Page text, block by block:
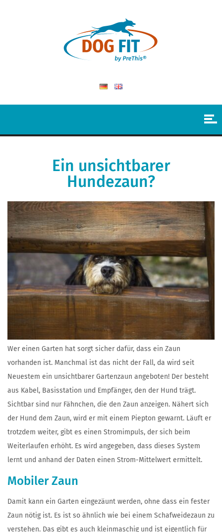
Ein unsichtbarer
Hundezaun?
Wer einen Garten hat sorgt sicher dafür, dass ein Zaun
vorhanden ist. Manchmal ist das nicht der Fall, da wird seit
Neuestem ein unsichtbarer Gartenzaun angeboten! Der besteht
aus Kabel, Basisstation und Empfänger, den der Hund trägt.
Sichtbar sind nur Fähnchen, die den Zaun anzeigen. Nähert sich
der Hund dem Zaun, wird er mit einem Piepton gewarnt. Läuft er
trotzdem weiter, gibt es einen Stromimpuls, der sich beim
Weiterlaufen erhöht. Es wird angegeben, dass dieses System
lernt und anhand der Daten einen Strom-Mittelwert ermittelt.
Mobiler Zaun
Damit kann ein Garten eingezäunt werden, ohne dass ein fester
Zaun nötig ist. Es ist so ähnlich wie bei einem Schafweidezaun zu
verstehen. Das gibt es auch kleinmaschig und ist eigentlich für